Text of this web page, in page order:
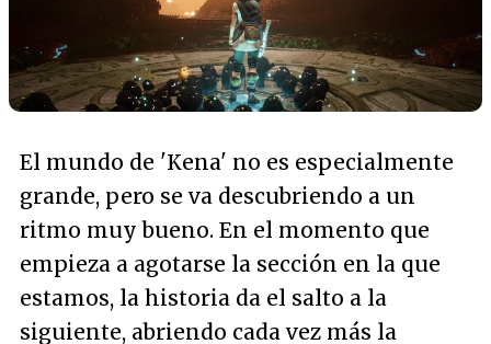
El mundo de 'Kena' no es especialmente
grande, pero se va descubriendo a un
ritmo muy bueno. En el momento que
empieza a agotarse la sección en la que
estamos, la historia da el salto a la
siguiente, abriendo cada vez más la